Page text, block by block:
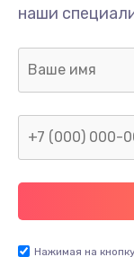
наши
Нажимая на